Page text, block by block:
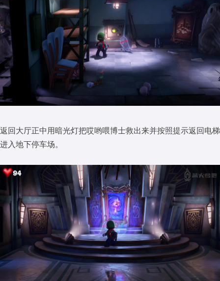
返回大厅正中用暗光灯把哎哟喂博士救出来并按照提示返回电梯
进入地下停车场。